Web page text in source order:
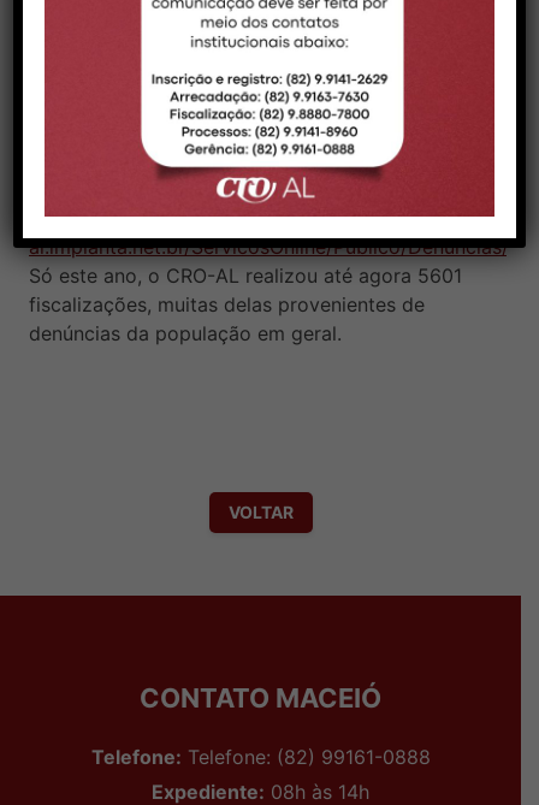
será lavrado Boletim de Ocorrência, a Vigilância
Sanitária será comunicada e os envolvidos
responderão a processo ético no Conselho.
A Autarquia reforça que denúncias de
irregularidades no exercício da profissão podem
ser feitas por meio do painel de denúncias:
https://cro-
al.implanta.net.br/ServicosOnline/Publico/Denuncias/.
Só este ano, o CRO-AL realizou até agora 5601
fiscalizações, muitas delas provenientes de
denúncias da população em geral.
VOLTAR
CONTATO MACEIÓ
Telefone: Telefone: (82) 99161-0888
Expediente: 08h às 14h